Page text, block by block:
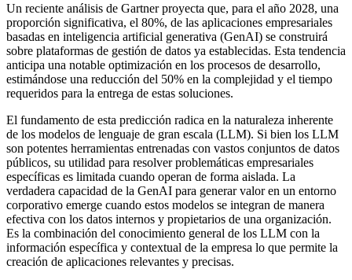
Un reciente análisis de Gartner proyecta que, para el año 2028, una
proporción significativa, el 80%, de las aplicaciones empresariales
basadas en inteligencia artificial generativa (GenAI) se construirá
sobre plataformas de gestión de datos ya establecidas. Esta tendencia
anticipa una notable optimización en los procesos de desarrollo,
estimándose una reducción del 50% en la complejidad y el tiempo
requeridos para la entrega de estas soluciones.
El fundamento de esta predicción radica en la naturaleza inherente
de los modelos de lenguaje de gran escala (LLM). Si bien los LLM
son potentes herramientas entrenadas con vastos conjuntos de datos
públicos, su utilidad para resolver problemáticas empresariales
específicas es limitada cuando operan de forma aislada. La
verdadera capacidad de la GenAI para generar valor en un entorno
corporativo emerge cuando estos modelos se integran de manera
efectiva con los datos internos y propietarios de una organización.
Es la combinación del conocimiento general de los LLM con la
información específica y contextual de la empresa lo que permite la
creación de aplicaciones relevantes y precisas.